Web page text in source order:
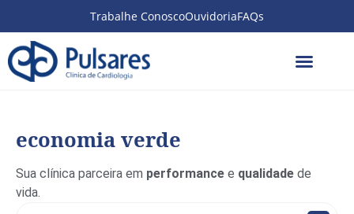
Trabalhe ConoscoOuvidoriaFAQs
economia verde
Sua clínica parceira em performance e qualidade de
vida.